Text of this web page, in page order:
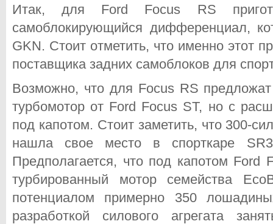
Итак, для Ford Focus RS
самоблокирующийся дифференциал,
GKN. Стоит отметить, что именно этот
поставщика задних самоблоков для
Возможно, что для Focus RS
турбомотор от Ford Focus ST, но с
под капотом. Стоит заметить, что 300-
нашла свое место в спорткаре
Предполагается, что под капотом Ford
турбированный мотор семейства
потенциалом примерно 350
разработкой силового агрегата